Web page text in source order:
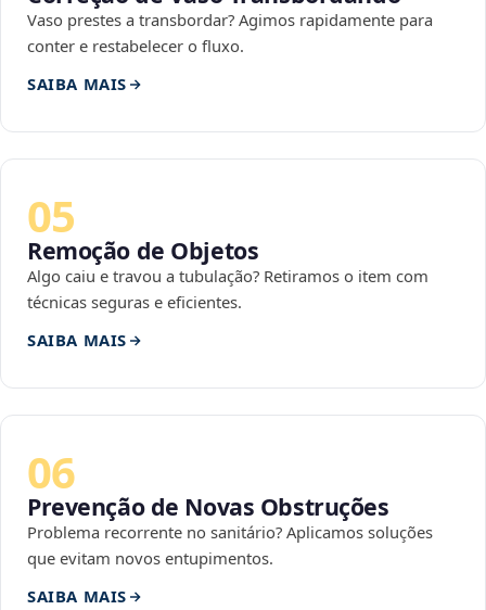
Vaso prestes a transbordar? Agimos rapidamente para
conter e restabelecer o fluxo.
SAIBA MAIS
05
Remoção de Objetos
Algo caiu e travou a tubulação? Retiramos o item com
técnicas seguras e eficientes.
SAIBA MAIS
06
Prevenção de Novas Obstruções
Problema recorrente no sanitário? Aplicamos soluções
que evitam novos entupimentos.
SAIBA MAIS